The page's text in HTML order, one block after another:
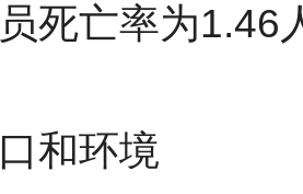
死亡率为1.46
和环境